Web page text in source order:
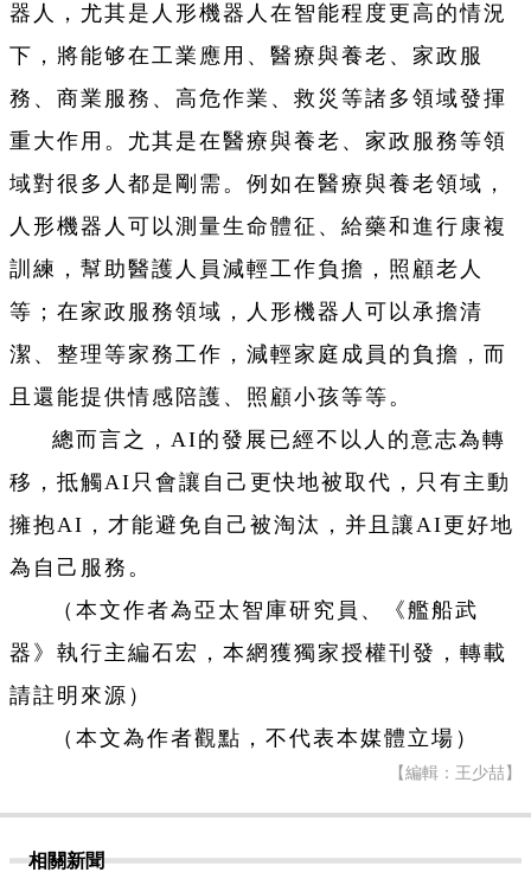
器人，尤其是人形機器人在智能程度更高的情況
下，將能够在工業應用、醫療與養老、家政服
務、商業服務、高危作業、救災等諸多領域發揮
重大作用。尤其是在醫療與養老、家政服務等領
域對很多人都是剛需。例如在醫療與養老領域，
人形機器人可以測量生命體征、給藥和進行康複
訓練，幫助醫護人員減輕工作負擔，照顧老人
等；在家政服務領域，人形機器人可以承擔清
潔、整理等家務工作，減輕家庭成員的負擔，而
且還能提供情感陪護、照顧小孩等等。
總而言之，AI的發展已經不以人的意志為轉
移，抵觸AI只會讓自己更快地被取代，只有主動
擁抱AI，才能避免自己被淘汰，并且讓AI更好地
為自己服務。
（本文作者為亞太智庫研究員、《艦船武
器》執行主編石宏，本網獲獨家授權刊發，轉載
請註明來源）
（本文為作者觀點，不代表本媒體立場）
【編輯：王少喆】
相關新聞